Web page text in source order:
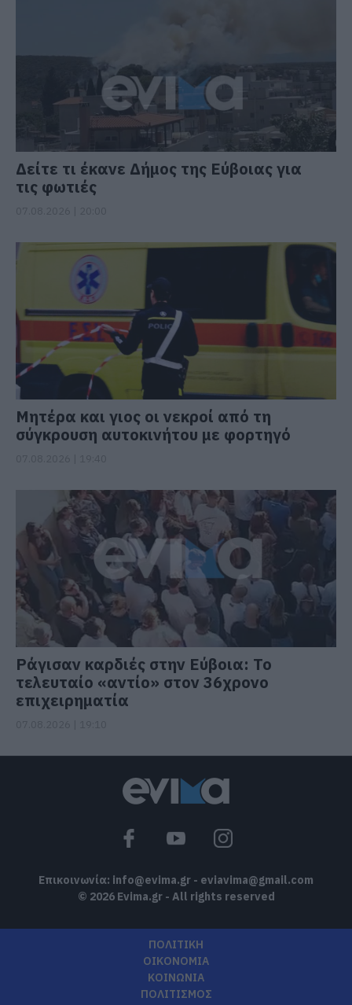
Δείτε τι έκανε Δήμος της Εύβοιας για
τις φωτιές
Μητέρα και γιος οι νεκροί από τη
σύγκρουση αυτοκινήτου με φορτηγό
Ράγισαν καρδιές στην Εύβοια: Το
τελευταίο «αντίο» στον 36χρονο
επιχειρηματία
Επικοινωνία: info@evima.gr - eviavima@gmail.com
© 2026 Evima.gr - All rights reserved
ΠΟΛΙΤΙΚΗ
ΟΙΚΟΝΟΜΙΑ
ΚΟΙΝΩΝΙΑ
ΠΟΛΙΤΙΣΜΟΣ